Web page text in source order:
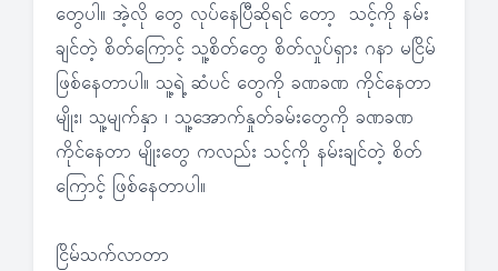
တွေပါ။ အဲ့လို တွေ လုပ်နေပြီဆိုရင် တော့ သင့်ကို နမ်း
ချင်တဲ့ စိတ်ကြောင့် သူ့စိတ်တွေ စိတ်လှုပ်ရှား ဂနာ မငြိမ်
ဖြစ်နေတာပါ။ သူ့ရဲ့ ဆံပင် တွေကို ခဏခဏ ကိုင်နေတာ
မျိုး၊ သူ့မျက်နှာ ၊ သူ့အောက်နှုတ်ခမ်းတွေကို ခဏခဏ
ကိုင်နေတာ မျိုးတွေ ကလည်း သင့်ကို နမ်းချင်တဲ့ စိတ်
ကြောင့် ဖြစ်နေတာပါ။
ငြိမ်သက်လာတာ